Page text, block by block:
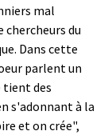
mal
chercheurs du
Dans cette
parlent un
tient des
s'adonnant à la
et on crée",